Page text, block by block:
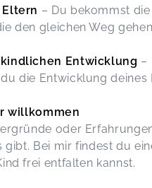
– Du bekommst
den gleichen Weg
Entwicklung –
die Entwicklung
willkommen
oder
gibt. Bei mir findest du
frei entfalten kannst.